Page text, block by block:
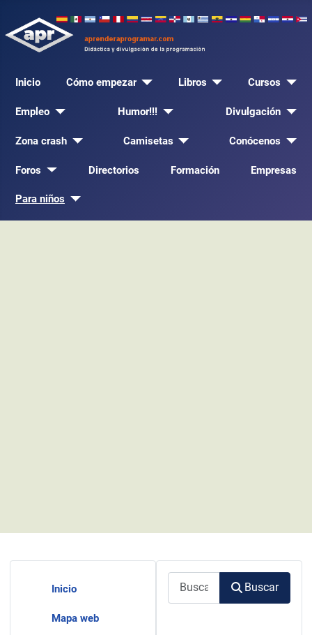
Inicio Cómo empezar Libros Cursos
Empleo Humor!!! Divulgación
Zona crash Camisetas Conócenos
Foros Directorios Formación Empresas
Para niños
Inicio
Mapa web
Buscar